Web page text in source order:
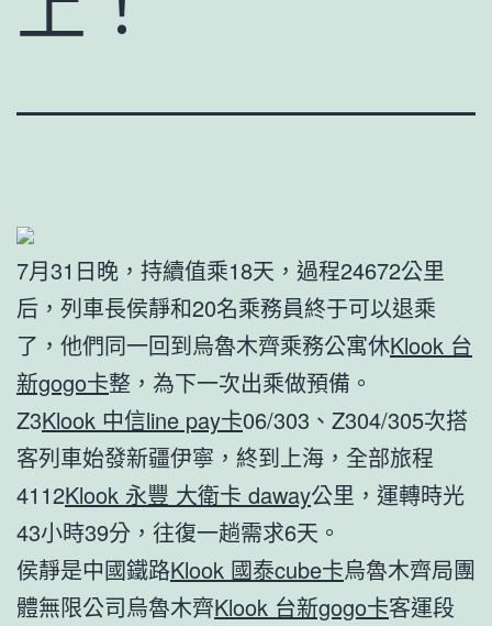
7月31日晚，持續值乘18天，過程24672公里
后，列車長侯靜和20名乘務員終于可以退乘
了，他們同一回到烏魯木齊乘務公寓休Klook 台
新gogo卡整，為下一次出乘做預備。
Z3Klook 中信line pay卡06/303、Z304/305次搭
客列車始發新疆伊寧，終到上海，全部旅程
4112Klook 永豐 大衛卡 daway公里，運轉時光
43小時39分，往復一趟需求6天。
侯靜是中國鐵路Klook 國泰cube卡烏魯木齊局團
體無限公司烏魯木齊Klook 台新gogo卡客運段